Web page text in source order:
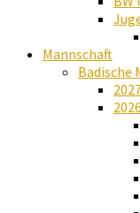
Mannschaft
Badische
2026